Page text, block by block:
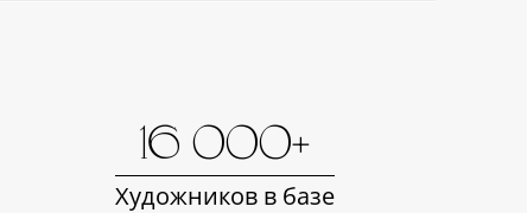
16 000+
Художников в базе